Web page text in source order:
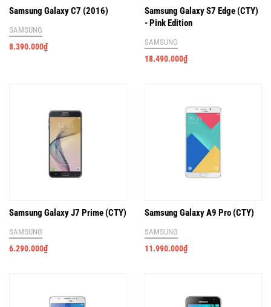
Samsung Galaxy C7 (2016)
SAMSUNG
8.390.000₫
Samsung Galaxy S7 Edge (CTY)
- Pink Edition
SAMSUNG
18.490.000₫
Samsung Galaxy J7 Prime (CTY)
SAMSUNG
6.290.000₫
Samsung Galaxy A9 Pro (CTY)
SAMSUNG
11.990.000₫